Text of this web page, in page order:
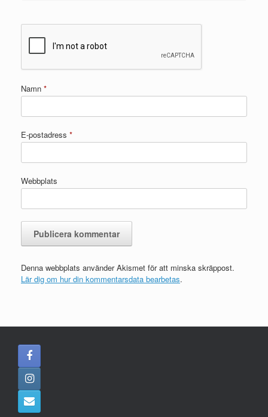
Namn *
E-postadress *
Webbplats
Denna webbplats använder Akismet för att minska skräppost.
Lär dig om hur din kommentarsdata bearbetas.